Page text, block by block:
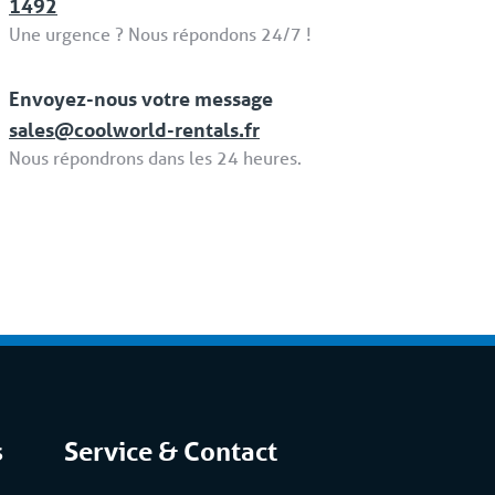
1492
Une urgence ? Nous répondons 24/7 !
Envoyez-nous votre message
sales@coolworld-rentals.fr
Nous répondrons dans les 24 heures.
Service & Contact